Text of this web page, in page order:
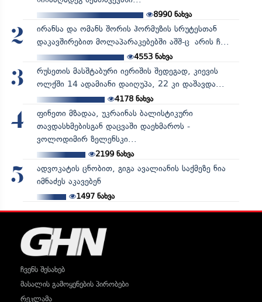
8990ნახვა
2
ირანსა და ომანს შორის ჰორმუზის სრუტესთან
დაკავშირებით მოლაპარაკებებში აშშ-ც არის ჩ...
4553ნახვა
3
რუსეთის მასშტაბური იერიშის შედეგად, კიევის
ოლქში 14 ადამიანი დაიღუპა, 22 კი დაშავდა...
4178ნახვა
4
ფინეთი მზადაა, უკრაინას ბალისტიკური
თავდასხმებისგან დაცვაში დაეხმაროს -
ვოლოდიმირ ზელენსკი...
2199ნახვა
5
ადვოკატის ცნობით, გიგა ავალიანის საქმეზე ნია
იმნაძეს აკავებენ
1497ნახვა
ჩვენს შესახებ
მასალის გამოყენების პირობები
რეკლამა